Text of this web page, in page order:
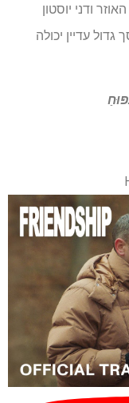
ודני יוסטון
עדיין יכולה